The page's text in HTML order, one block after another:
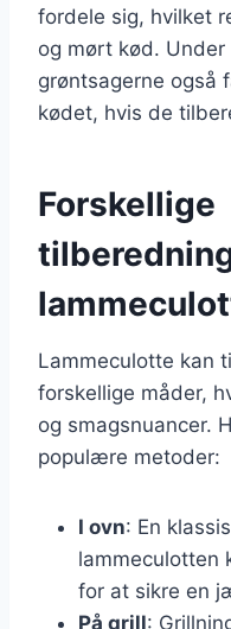
fordele sig, hvilket
og mørt kød.
grøntsagerne også
kødet, hvis de
Forskellige
Lammeculotte kan
forskellige måder,
og smagsnuancer.
populære metoder:
I ovn: En
lammeculotten
for at sikre en
På grill: